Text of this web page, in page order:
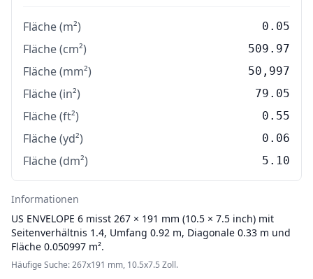
Fläche (m²) 0.05
Fläche (cm²) 509.97
Fläche (mm²) 50,997
Fläche (in²) 79.05
Fläche (ft²) 0.55
Fläche (yd²) 0.06
Fläche (dm²) 5.10
Informationen
US ENVELOPE 6 misst 267 × 191 mm (10.5 × 7.5 inch) mit
Seitenverhältnis 1.4, Umfang 0.92 m, Diagonale 0.33 m und
Fläche 0.050997 m².
Häufige Suche: 267x191 mm, 10.5x7.5 Zoll.